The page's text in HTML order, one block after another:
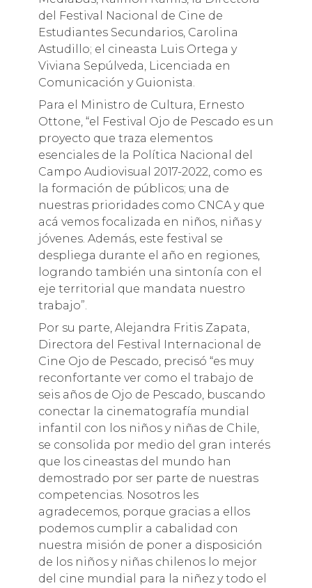
del Festival Nacional de Cine de
Estudiantes Secundarios, Carolina
Astudillo; el cineasta Luis Ortega y
Viviana Sepúlveda, Licenciada en
Comunicación y Guionista.
Para el Ministro de Cultura, Ernesto
Ottone, “el Festival Ojo de Pescado es un
proyecto que traza elementos
esenciales de la Política Nacional del
Campo Audiovisual 2017-2022, como es
la formación de públicos; una de
nuestras prioridades como CNCA y que
acá vemos focalizada en niños, niñas y
jóvenes. Además, este festival se
despliega durante el año en regiones,
logrando también una sintonía con el
eje territorial que mandata nuestro
trabajo”.
Por su parte, Alejandra Fritis Zapata,
Directora del Festival Internacional de
Cine Ojo de Pescado, precisó “es muy
reconfortante ver como el trabajo de
seis años de Ojo de Pescado, buscando
conectar la cinematografía mundial
infantil con los niños y niñas de Chile,
se consolida por medio del gran interés
que los cineastas del mundo han
demostrado por ser parte de nuestras
competencias. Nosotros les
agradecemos, porque gracias a ellos
podemos cumplir a cabalidad con
nuestra misión de poner a disposición
de los niños y niñas chilenos lo mejor
del cine mundial para la niñez y todo el